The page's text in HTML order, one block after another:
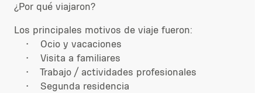
¿Por qué viajaron?
Los principales motivos de viaje fueron:
• Ocio y vacaciones
• Visita a familiares
• Trabajo / actividades profesionales
• Segunda residencia